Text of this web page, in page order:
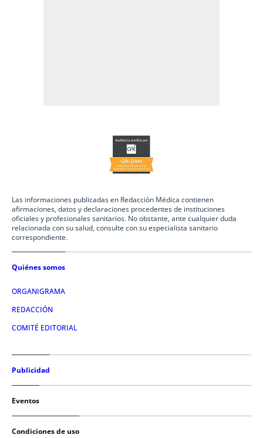
Las informaciones publicadas en Redacción Médica contienen
afirmaciones, datos y declaraciones procedentes de instituciones
oficiales y profesionales sanitarios. No obstante, ante cualquier duda
relacionada con su salud, consulte con su especialista sanitario
correspondiente.
Quiénes somos
ORGANIGRAMA
REDACCIÓN
COMITÉ EDITORIAL
Publicidad
Eventos
Condiciones de uso